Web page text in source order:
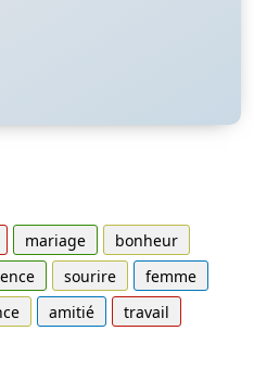
mariage
bonheur
sourire
femme
amitié
travail